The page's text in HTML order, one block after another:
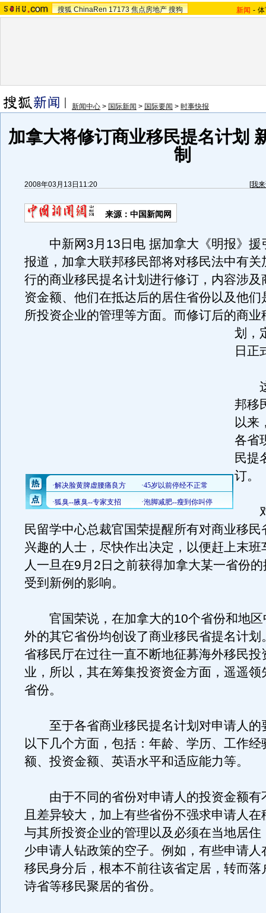
搜狐 ChinaRen 17173 焦点房地产 搜狗 新闻 -
新闻中心 > 国际新闻 > 国际要闻 > 时事快报
加拿大将修订商业移民提名计划
制
2008年03月13日11:20 [我
来源：中国新闻网
中新网3月13日电 据加拿大《明报》援
报道，加拿大联邦移民部将对移民法中有关
行的商业移民提名计划进行修订，内容涉及
资金额、他们在抵达后的居住省份以及他们
所投资企业的管理等方面。 而修订后的商业
划，
日正
这
邦移
以来
各省
民提
订。
对
民留学中心总裁官国荣提醒所有对商业移民
兴趣的人士，尽快作出决定，以便赶上末班
人一旦在9月2日之前获得加拿大某一省份
受到新例的影响。
官国荣说，在加拿大的10个省份和地区
外的其它省份均创设了商业移民省提名计划
省移民厅在过往一直不断地征募海外移民投
业，所以，其在筹集投资资金方面，遥遥领
省份。
至于各省商业移民提名计划对申请人的
以下几个方面，包括：年龄、学历、工作经
额、投资金额、英语水平和适应能力等。
由于不同的省份对申请人的投资金额有
且差异较大，加上有些省份不强求申请人在
与其所投资企业的管理以及必须在当地居住
少申请人钻政策的空子。例如，有些申请人
移民身分后，根本不前往该省定居，转而落
诗省等移民聚居的省份。